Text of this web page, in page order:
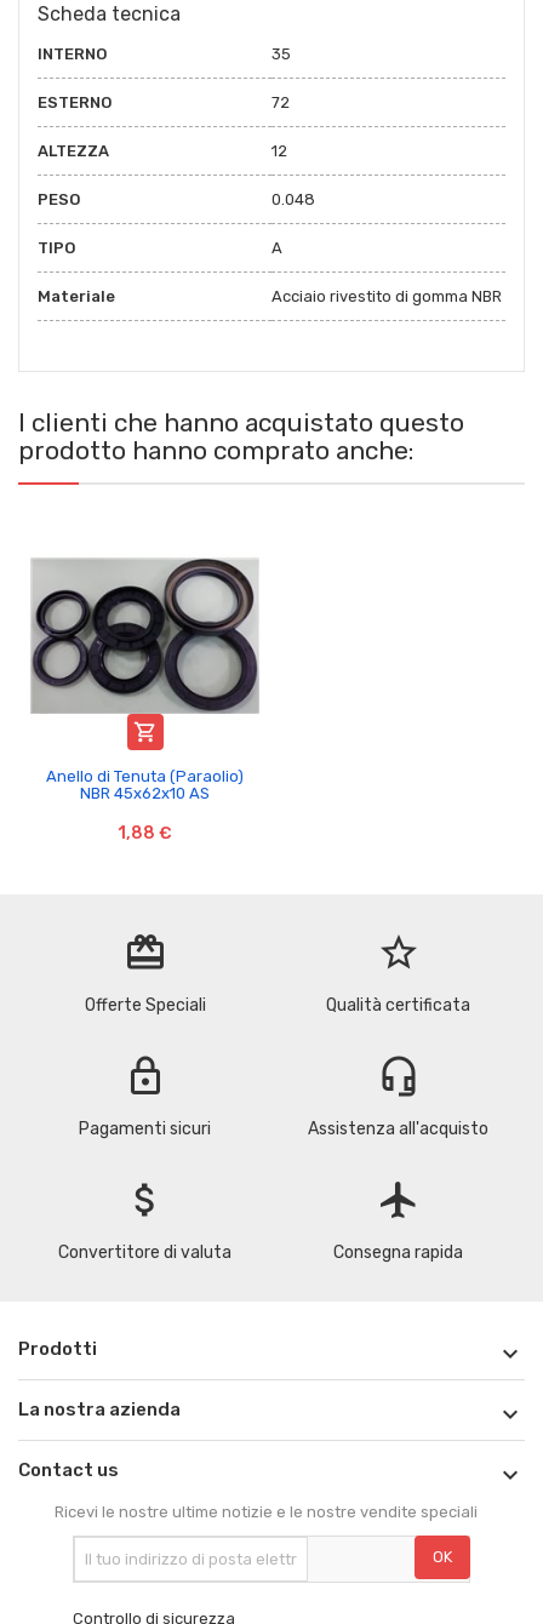
Scheda tecnica
INTERNO 35
ESTERNO 72
ALTEZZA 12
PESO 0.048
TIPO A
Materiale Acciaio rivestito di gomma NBR
I clienti che hanno acquistato questo
prodotto hanno comprato anche:

Anello di Tenuta (Paraolio)
NBR 45x62x10 AS
1,88 €
redeem
Offerte Speciali
star_border
Qualità certificata
lock
Pagamenti sicuri
headset_mic
Assistenza all'acquisto
attach_money
Convertitore di valuta
flight
Consegna rapida
Prodotti 
La nostra azienda 
Contact us 
Ricevi le nostre ultime notizie e le nostre vendite speciali
Controllo di sicurezza